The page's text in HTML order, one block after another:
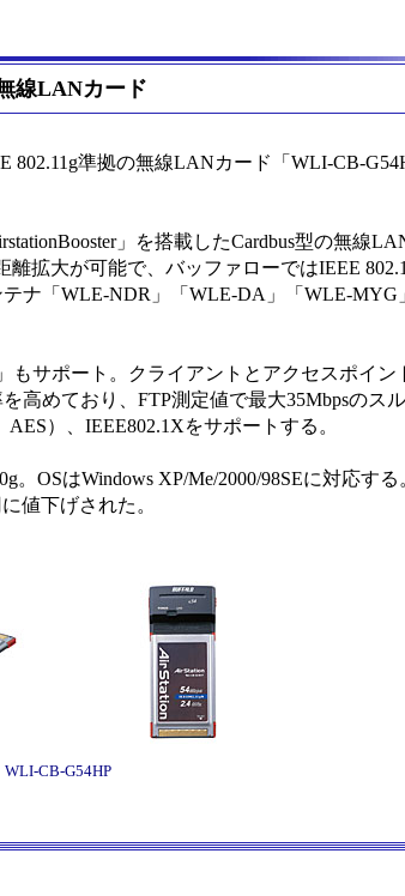
線LANカード
準拠の無線LANカード「WLI-CB-
」を搭載したCardbus型の無線
拡大が可能で、バッファローではIEEE
ナ「WLE-NDR」「WLE-DA」「WLE-MYG
サポート。クライアントとアクセスポイン
高めており、FTP測定値で最大35Mbpsのス
）、IEEE802.1Xをサポートする。
OSはWindows XP/Me/2000/98SEに対応す
値下げされた。
WLI-CB-G54HP